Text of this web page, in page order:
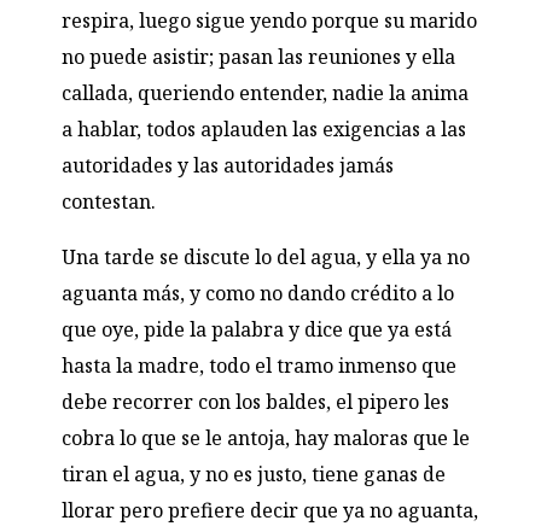
respira, luego sigue yendo porque su marido
no puede asistir; pasan las reuniones y ella
callada, queriendo entender, nadie la anima
a hablar, todos aplauden las exigencias a las
autoridades y las autoridades jamás
contestan.
Una tarde se discute lo del agua, y ella ya no
aguanta más, y como no dando crédito a lo
que oye, pide la palabra y dice que ya está
hasta la madre, todo el tramo inmenso que
debe recorrer con los baldes, el pipero les
cobra lo que se le antoja, hay maloras que le
tiran el agua, y no es justo, tiene ganas de
llorar pero prefiere decir que ya no aguanta,